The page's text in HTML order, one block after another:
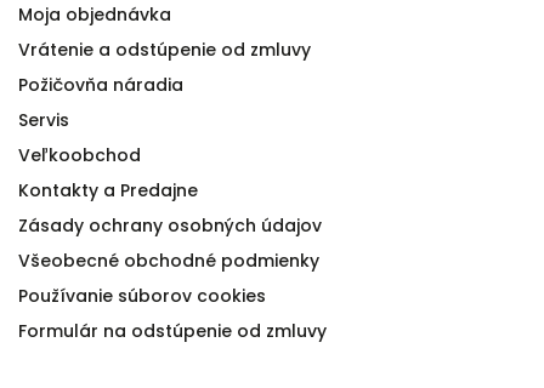
Moja objednávka
Vrátenie a odstúpenie od zmluvy
Požičovňa náradia
Servis
Veľkoobchod
Kontakty a Predajne
Zásady ochrany osobných údajov
Všeobecné obchodné podmienky
Používanie súborov cookies
Formulár na odstúpenie od zmluvy